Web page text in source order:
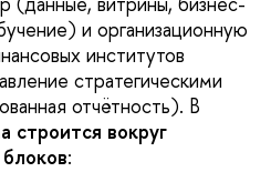
и организационную
институтов
стратегическими
отчётность). В
строится вокруг
: